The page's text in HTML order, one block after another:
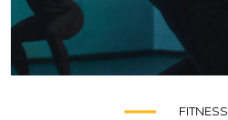
FITNESS